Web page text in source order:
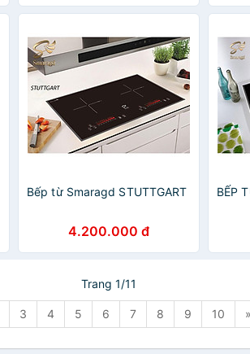
Bếp từ Smaragd STUTTGART
4.200.000 đ
BẾP
Trang 1/11
3 4 5 6 7 8 9 10 »